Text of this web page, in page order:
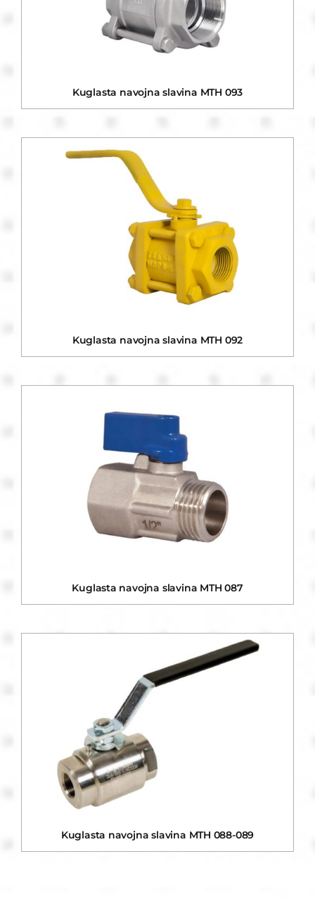
Kuglasta navojna slavina MTH 093
Kuglasta navojna slavina MTH 092
Kuglasta navojna slavina MTH 087
Kuglasta navojna slavina MTH 088-089